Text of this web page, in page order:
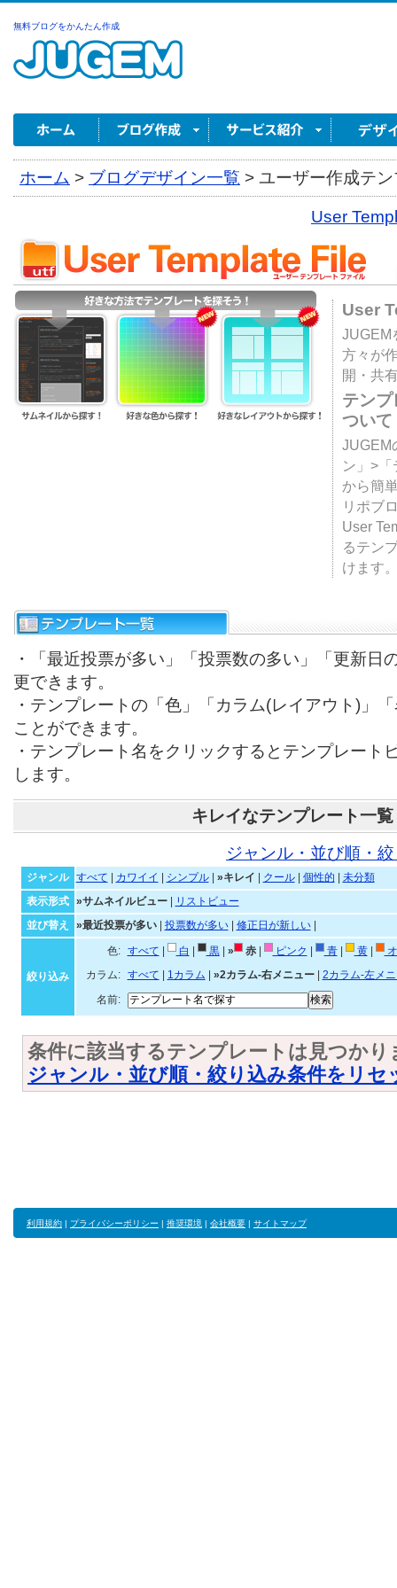
無料ブログをかんたん作成
ホーム > ブログデザイン一覧 > ユーザー作成テ
User
User
JUGEM
方々が
開・共
テン
ついて
JUGEM
ン」>
から簡
リポブ
User
るテン
けます
・「最近投票が多い」「投票数の多い」「更新日
更できます。
・テンプレートの「色」「カラム(レイアウト)」
ことができます。
・テンプレート名をクリックするとテンプレート
します。
キレイなテンプレート一覧
ジャンル・並び順・
ジャンル すべて カワイイ シンプル| »キレイ クール| 個性的
未分類
表示形式
»サムネイルビュー|
リストビュー
並び替え
»最近投票が多い| 投票数が多い| 修正日が新しい|
絞り込み
色: すべて 白 黒| » 赤| ピンク 青| 黄|
カラム:
すべて 1カラム »2カラム-右メニュー| 2カラム-左メ
名前:
条件に該当するテンプレートは見つかり
ジャンル・並び順・絞り込み条件をリセ
利用規約 | プライバシーポリシー | 推奨環境 | 会社概要 | サイトマップ